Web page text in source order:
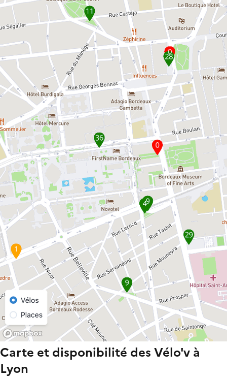
Carte et disponibilité des Vélo'v à
Lyon